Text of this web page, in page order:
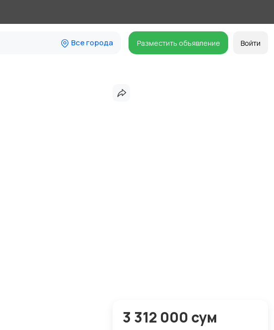
Все города Разместить объявление Войти
3 312 000 сум